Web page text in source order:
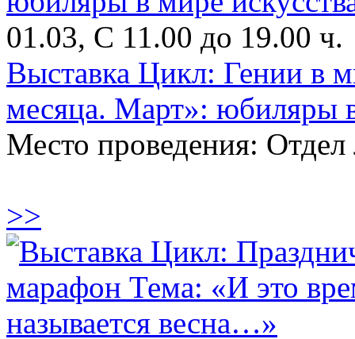
01.03, С 11.00 до 19.00 ч.
Выставка Цикл: Гении в
месяца. Март»: юбиляры
Место проведения: Отдел
>>